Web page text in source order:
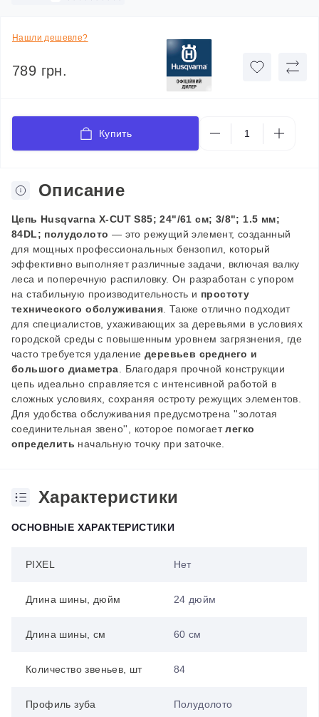
Нашли дешевле?
789 грн.
Купить
Описание
Цепь Husqvarna X-CUT S85; 24"/61 см; 3/8"; 1.5 мм;
84DL; полудолото — это режущий элемент, созданный
для мощных профессиональных бензопил, который
эффективно выполняет различные задачи, включая валку
леса и поперечную распиловку. Он разработан с упором
на стабильную производительность и простоту
технического обслуживания . Также отлично подходит
для специалистов, ухаживающих за деревьями в условиях
городской среды с повышенным уровнем загрязнения, где
часто требуется удаление деревьев среднего и
большого диаметра . Благодаря прочной конструкции
цепь идеально справляется с интенсивной работой в
сложных условиях, сохраняя остроту режущих элементов.
Для удобства обслуживания предусмотрена ''золотая
соединительная звено'', которое помогаетлегко
определить начальную точку при заточке.
Характеристики
ОСНОВНЫЕ ХАРАКТЕРИСТИКИ
PIXEL Нет
Длина шины, дюйм 24 дюйм
Длина шины, см 60 см
Количество звеньев, шт 84
Профиль зуба Полудолото